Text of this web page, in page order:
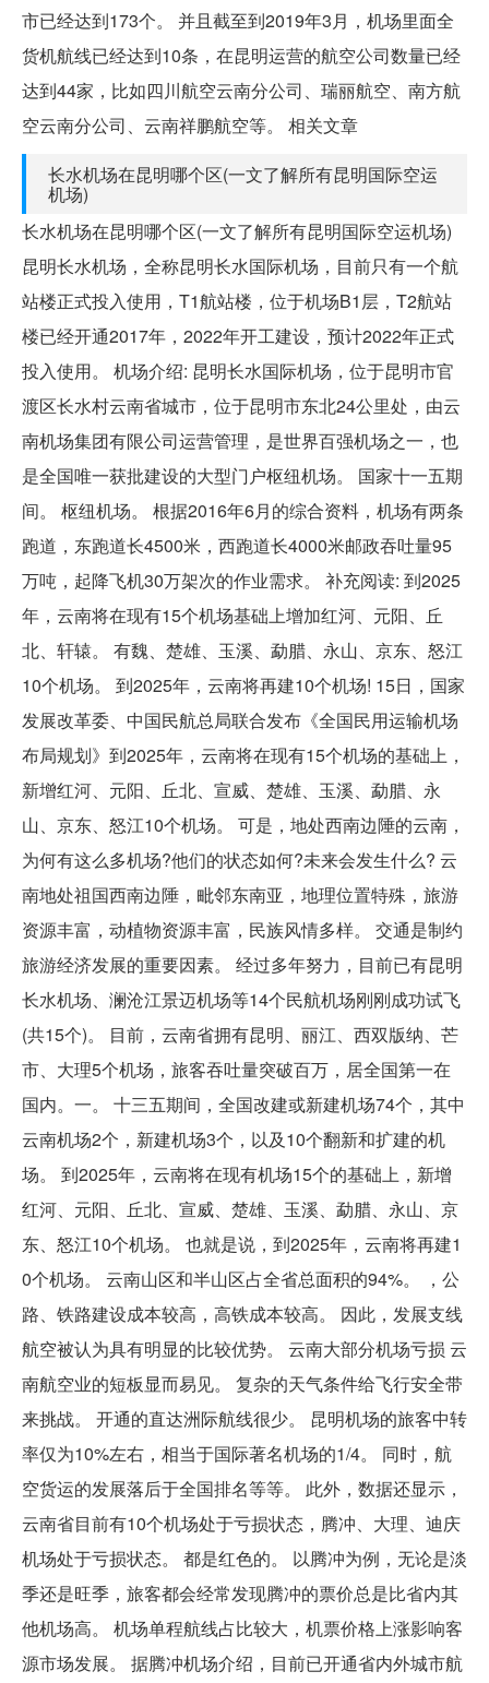
市已经达到173个。 并且截至到2019年3月，机场里面全
货机航线已经达到10条，在昆明运营的航空公司数量已经
达到44家，比如四川航空云南分公司、瑞丽航空、南方航
空云南分公司、云南祥鹏航空等。 相关文章
长水机场在昆明哪个区(一文了解所有昆明国际空运
机场)
长水机场在昆明哪个区(一文了解所有昆明国际空运机场)
昆明长水机场，全称昆明长水国际机场，目前只有一个航
站楼正式投入使用，T1航站楼，位于机场B1层，T2航站
楼已经开通2017年，2022年开工建设，预计2022年正式
投入使用。 机场介绍: 昆明长水国际机场，位于昆明市官
渡区长水村云南省城市，位于昆明市东北24公里处，由云
南机场集团有限公司运营管理，是世界百强机场之一，也
是全国唯一获批建设的大型门户枢纽机场。 国家十一五期
间。 枢纽机场。 根据2016年6月的综合资料，机场有两条
跑道，东跑道长4500米，西跑道长4000米邮政吞吐量95
万吨，起降飞机30万架次的作业需求。 补充阅读: 到2025
年，云南将在现有15个机场基础上增加红河、元阳、丘
北、轩辕。 有魏、楚雄、玉溪、勐腊、永山、京东、怒江
10个机场。 到2025年，云南将再建10个机场! 15日，国家
发展改革委、中国民航总局联合发布《全国民用运输机场
布局规划》到2025年，云南将在现有15个机场的基础上，
新增红河、元阳、丘北、宣威、楚雄、玉溪、勐腊、永
山、京东、怒江10个机场。 可是，地处西南边陲的云南，
为何有这么多机场?他们的状态如何?未来会发生什么? 云
南地处祖国西南边陲，毗邻东南亚，地理位置特殊，旅游
资源丰富，动植物资源丰富，民族风情多样。 交通是制约
旅游经济发展的重要因素。 经过多年努力，目前已有昆明
长水机场、澜沧江景迈机场等14个民航机场刚刚成功试飞
(共15个)。 目前，云南省拥有昆明、丽江、西双版纳、芒
市、大理5个机场，旅客吞吐量突破百万，居全国第一在
国内。一。 十三五期间，全国改建或新建机场74个，其中
云南机场2个，新建机场3个，以及10个翻新和扩建的机
场。 到2025年，云南将在现有机场15个的基础上，新增
红河、元阳、丘北、宣威、楚雄、玉溪、勐腊、永山、京
东、怒江10个机场。 也就是说，到2025年，云南将再建1
0个机场。 云南山区和半山区占全省总面积的94%。 ，公
路、铁路建设成本较高，高铁成本较高。 因此，发展支线
航空被认为具有明显的比较优势。 云南大部分机场亏损 云
南航空业的短板显而易见。 复杂的天气条件给飞行安全带
来挑战。 开通的直达洲际航线很少。 昆明机场的旅客中转
率仅为10%左右，相当于国际著名机场的1/4。 同时，航
空货运的发展落后于全国排名等等。 此外，数据还显示，
云南省目前有10个机场处于亏损状态，腾冲、大理、迪庆
机场处于亏损状态。 都是红色的。 以腾冲为例，无论是淡
季还是旺季，旅客都会经常发现腾冲的票价总是比省内其
他机场高。 机场单程航线占比较大，机票价格上涨影响客
源市场发展。 据腾冲机场介绍，目前已开通省内外城市航